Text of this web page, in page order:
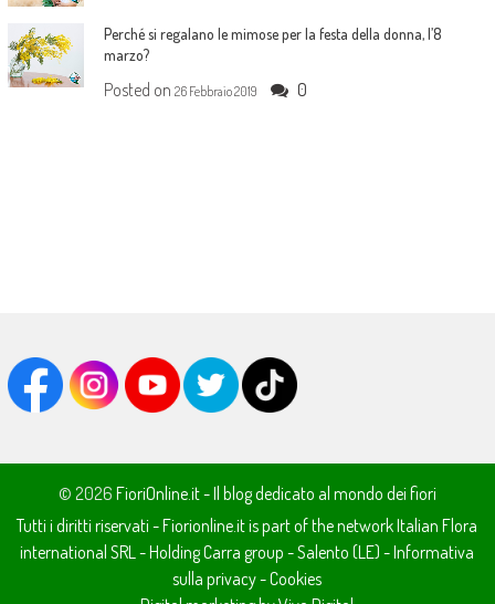
Perché si regalano le mimose per la festa della donna, l’8
marzo?
Posted on 26 Febbraio 2019 0
© 2026 FioriOnline.it - Il blog dedicato al mondo dei fiori
Tutti i diritti riservati - Fiorionline.it is part of the networkItalian Flora
international SRL- HoldingCarra group -Salento (LE) -Informativa
sulla privacy-Cookies